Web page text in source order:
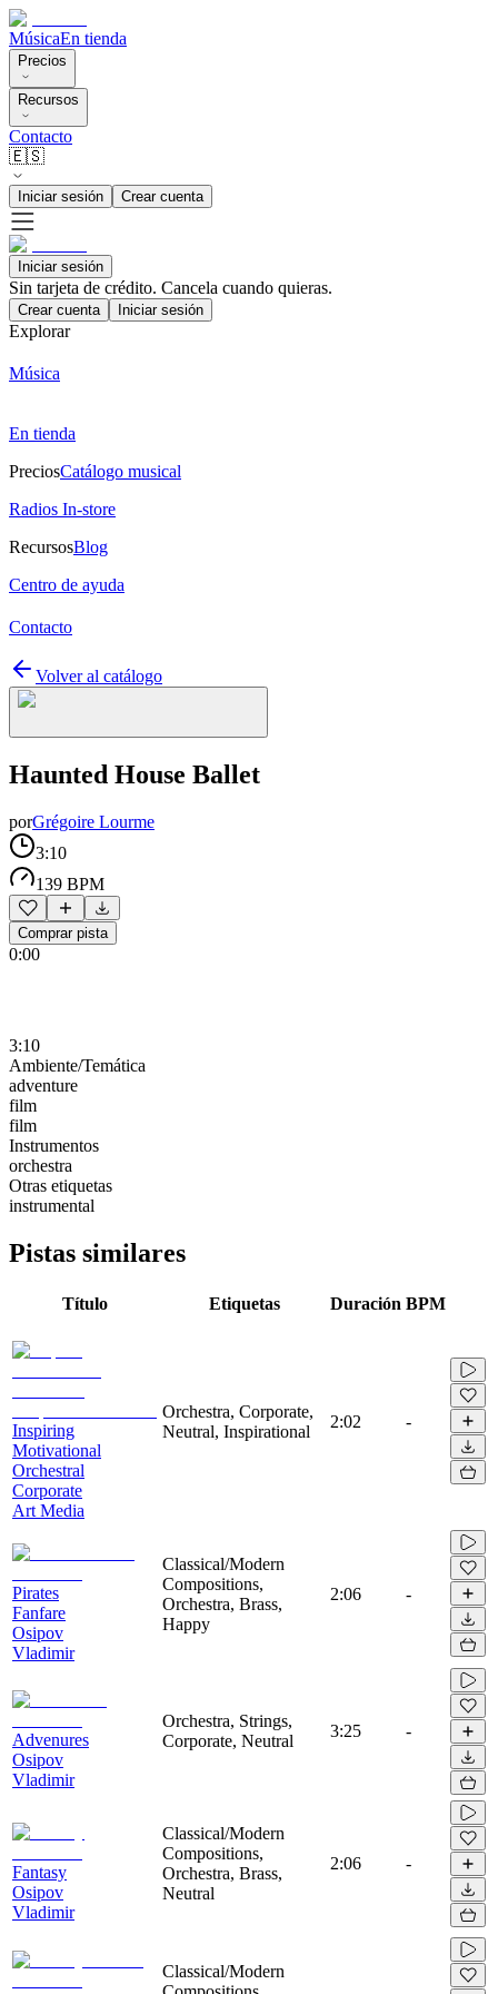
MúsicaEn tienda
Precios
Recursos
Contacto
🇪🇸
Iniciar sesión Crear cuenta
Iniciar sesión
Sin tarjeta de crédito. Cancela cuando quieras.
Crear cuenta Iniciar sesión
Explorar
Música
En tienda
PreciosCatálogo musical
Radios In-store
RecursosBlog
Centro de ayuda
Contacto
Volver al catálogo
Haunted House Ballet
porGrégoire Lourme
3:10
139 BPM
Comprar pista
0:00
3:10
Ambiente/Temática
adventure
film
film
Instrumentos
orchestra
Otras etiquetas
instrumental
Pistas similares
Título Etiquetas Duración BPM
Inspiring
Motivational
Orchestral
Corporate
Art Media
Orchestra, Corporate,
Neutral, Inspirational
2:02 -
Pirates
Fanfare
Osipov
Vladimir
Classical/Modern
Compositions,
Orchestra, Brass,
Happy
2:06 -
Advenures
Osipov
Vladimir
Orchestra, Strings,
Corporate, Neutral
3:25 -
Fantasy
Osipov
Vladimir
Classical/Modern
Compositions,
Orchestra, Brass,
Neutral
2:06 -
Classical/Modern